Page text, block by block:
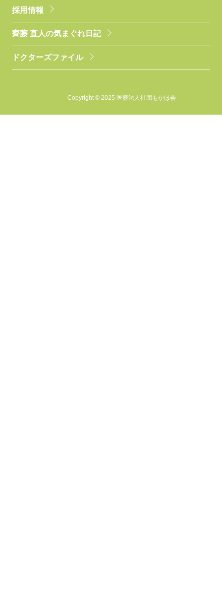
採用情報
齊藤 直人の気まぐれ日記
ドクターズファイル
Copyright © 2025 医療法人社団もかほ会